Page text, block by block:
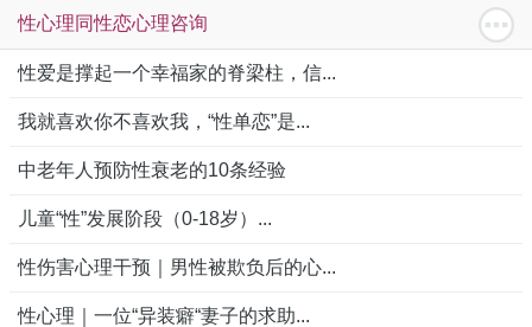
性心理同性恋心理咨询
性爱是撑起一个幸福家的脊梁柱，信...
我就喜欢你不喜欢我，“性单恋”是...
中老年人预防性衰老的10条经验
儿童“性”发展阶段（0-18岁）...
性伤害心理干预｜男性被欺负后的心...
性心理｜一位“异装癖“妻子的求助...